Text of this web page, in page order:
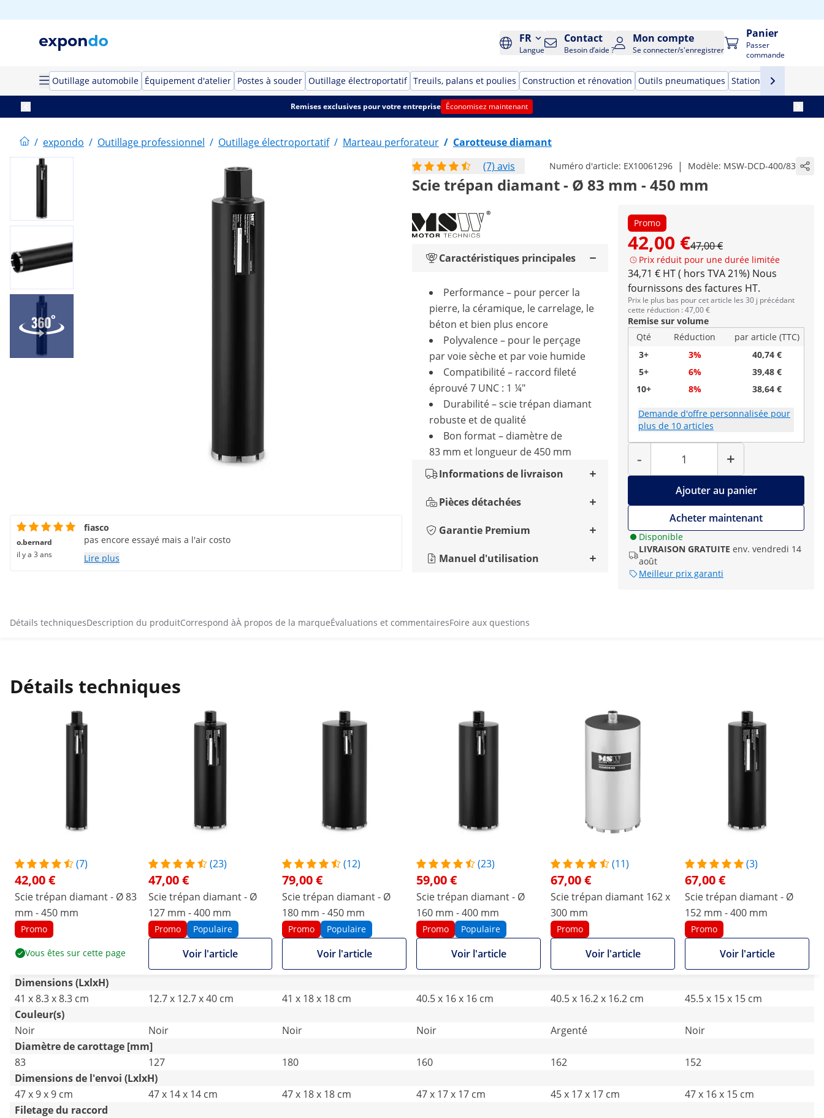
FR
Langue
Contact
Besoin d’aide ?
Mon compte
Se connecter/s'enregistrer
Panier
Passer
commande
Outillage automobile Équipement d'atelier Postes à souder Outillage électroportatif Treuils, palans et poulies Construction et rénovation Outils pneumatiques Stations de soudage
Remises exclusives pour votre entreprise Économisez maintenant
/ expondo / Outillage professionnel / Outillage électroportatif / Marteau perforateur / Carotteuse diamant
(7) avis
Numéro d'article: EX10061296 | Modèle: MSW-DCD-400/83
Scie trépan diamant - Ø 83 mm - 450 mm
Promo
42,00 €47,00 €
Prix réduit pour une durée limitée
34,71 € HT ( hors TVA 21%) Nous
fournissons des factures HT.
Prix le plus bas pour cet article les 30 j précédant
cette réduction : 47,00 €
Remise sur volume
Qté
Réduction
par article (TTC)
3+
3%
40,74 €
5+
6%
39,48 €
10+
8% 38,64 €
Demande d'offre personnalisée pour
plus de 10 articles
-
Quantité
+
Ajouter au panier
Acheter maintenant
Disponible
LIVRAISON GRATUITE env. vendredi 14
août
Meilleur prix garanti
Caractéristiques principales
Performance – pour percer la
pierre, la céramique, le carrelage, le
béton et bien plus encore
Polyvalence – pour le perçage
par voie sèche et par voie humide
Compatibilité – raccord fileté
éprouvé 7 UNC : 1 ¼"
Durabilité – scie trépan diamant
robuste et de qualité
Bon format – diamètre de
83 mm et longueur de 450 mm
Informations de livraison
Pièces détachées
Garantie Premium
Manuel d'utilisation
o.bernard
il y a 3 ans
fiasco
pas encore essayé mais a l'air costo
Lire plus
Détails techniquesDescription du produitCorrespond àÀ propos de la marqueÉvaluations et commentairesFoire aux questions
Détails techniques
(7)
42,00 €
Scie trépan diamant - Ø 83
mm - 450 mm
Promo
Vous êtes sur cette page
(23)
47,00 €
Scie trépan diamant - Ø
127 mm - 400 mm
Promo Populaire
Voir l'article
(12)
79,00 €
Scie trépan diamant - Ø
180 mm - 450 mm
Promo Populaire
Voir l'article
(23)
59,00 €
Scie trépan diamant - Ø
160 mm - 400 mm
Promo Populaire
Voir l'article
(11)
67,00 €
Scie trépan diamant 162 x
300 mm
Promo
Voir l'article
(3)
67,00 €
Scie trépan diamant - Ø
152 mm - 400 mm
Promo
Voir l'article
Dimensions (LxlxH)
41 x 8.3 x 8.3 cm
12.7 x 12.7 x 40 cm 41 x 18 x 18 cm 40.5 x 16 x 16 cm 40.5 x 16.2 x 16.2 cm
45.5 x 15 x 15 cm
Couleur(s)
Noir
Noir Noir Noir Argenté
Noir
Diamètre de carottage [mm]
83
127 180 160 162
152
Dimensions de l'envoi (LxlxH)
47 x 9 x 9 cm
47 x 14 x 14 cm 47 x 18 x 18 cm 47 x 17 x 17 cm 45 x 17 x 17 cm
47 x 16 x 15 cm
Filetage du raccord